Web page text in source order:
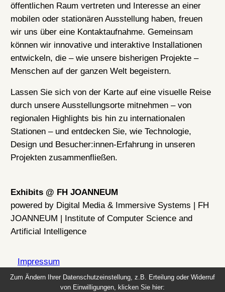
öffentlichen Raum vertreten und Interesse an einer
mobilen oder stationären Ausstellung haben, freuen
wir uns über eine Kontaktaufnahme. Gemeinsam
können wir innovative und interaktive Installationen
entwickeln, die – wie unsere bisherigen Projekte –
Menschen auf der ganzen Welt begeistern.
Lassen Sie sich von der Karte auf eine visuelle Reise
durch unsere Ausstellungsorte mitnehmen – von
regionalen Highlights bis hin zu internationalen
Stationen – und entdecken Sie, wie Technologie,
Design und Besucher:innen-Erfahrung in unseren
Projekten zusammenfließen.
Exhibits @ FH JOANNEUM
powered by Digital Media & Immersive Systems | FH
JOANNEUM | Institute of Computer Science and
Artificial Intelligence
Impressum
Zum Ändern Ihrer Datenschutzeinstellung, z.B. Erteilung oder Widerruf
von Einwilligungen, klicken Sie hier: